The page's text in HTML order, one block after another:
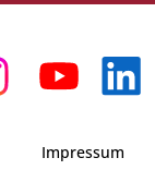
Impressum